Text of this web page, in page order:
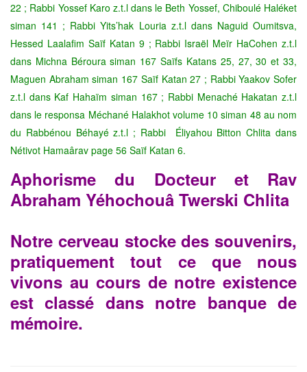
22 ; Rabbi Yossef Karo z.t.l dans le Beth Yossef, Chiboulé Haléket
siman 141 ; RabbiYits’hak Louria z.t.l dans Naguid Oumitsva,
Hessed Laalafim Saïf Katan 9 ; Rabbi Israël Meïr HaCohen z.t.l
dans Michna Bérourasiman 167 Saïfs Katans 25, 27, 30 et 33,
Maguen Abrahamsiman 167 Saïf Katan 27 ; Rabbi Yaakov Sofer
z.t.l dans Kaf Hahaïm siman 167 ; Rabbi Menaché Hakatan z.t.l
dans le responsa Méchané Halakhot volume 10 siman 48 au nom
du Rabbénou Béhayé z.t.l ; Rabbi Éliyahou Bitton Chlita dans
Nétivot Hamaârav page 56 Saïf Katan 6.
Aphorisme du Docteur et Rav
Abraham Yéhochouâ Twerski Chlita
Notre cerveau stocke des souvenirs,
pratiquement tout ce que nous
vivons au cours de notre existence
est classé dans notre banque de
mémoire.